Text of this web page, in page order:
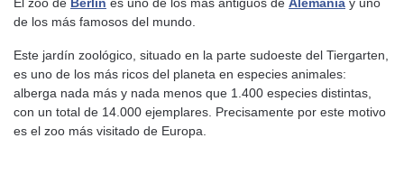
de los más famosos del mundo.
Este jardín zoológico, situado en la parte sudoeste del Tiergarten,
es uno de los más ricos del planeta en especies animales:
alberga nada más y nada menos que 1.400 especies distintas,
con un total de 14.000 ejemplares. Precisamente por este motivo
es el zoo más visitado de Europa.